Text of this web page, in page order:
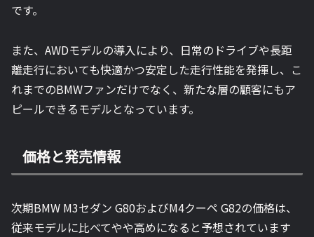
です。
また、AWDモデルの導入により、日常のドライブや長距
離走行においても快適かつ安定した走行性能を発揮し、こ
れまでのBMWファンだけでなく、新たな層の顧客にもア
ピールできるモデルとなっています。
価格と発売情報
次期BMW M3セダン G80およびM4クーペ G82の価格は、
従来モデルに比べてやや高めになると予想されています